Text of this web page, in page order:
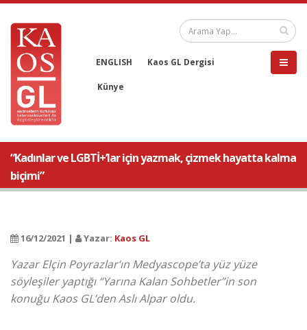
ENGLISH Kaos GL Dergisi
Künye
“Kadınlar ve LGBTİ+’lar için yazmak, çizmek hayatta kalma
biçimi”
16/12/2021 | Yazar: Kaos GL
Yazar Elçin Poyrazlar‘ın Medyascope’ta yüz yüze
söyleşiler yaptığı “Yarına Kalan Sohbetler”in son
konuğu Kaos GL’den Aslı Alpar oldu.